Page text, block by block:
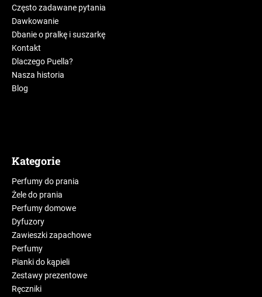
Często zadawane pytania
Dawkowanie
Dbanie o pralkę i suszarkę
Kontakt
Dlaczego Puella?
Nasza historia
Blog
Kategorie
Perfumy do prania
Żele do prania
Perfumy domowe
Dyfuzory
Zawieszki zapachowe
Perfumy
Pianki do kąpieli
Zestawy prezentowe
Ręczniki